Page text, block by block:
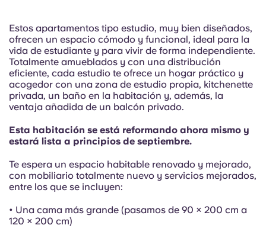
Italian
French
Portuguese
Estos apartamentos tipo estudio, muy bien diseñados,
ofrecen un espacio cómodo y funcional, ideal para la
vida de estudiante y para vivir de forma independiente.
Totalmente amueblados y con una distribución
eficiente, cada estudio te ofrece un hogar práctico y
acogedor con una zona de estudio propia, kitchenette
privada, un baño en la habitación y, además, la
ventaja añadida de un balcón privado.
Esta habitación se está reformando ahora mismo y
estará lista a principios de septiembre.
Te espera un espacio habitable renovado y mejorado,
con mobiliario totalmente nuevo y servicios mejorados,
entre los que se incluyen:
• Una cama más grande (pasamos de 90 × 200 cm a
120 × 200 cm)